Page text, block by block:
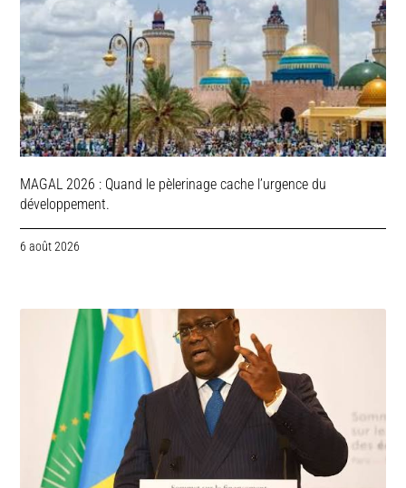
MAGAL 2026 : Quand le pèlerinage cache l’urgence du
développement.
6 août 2026